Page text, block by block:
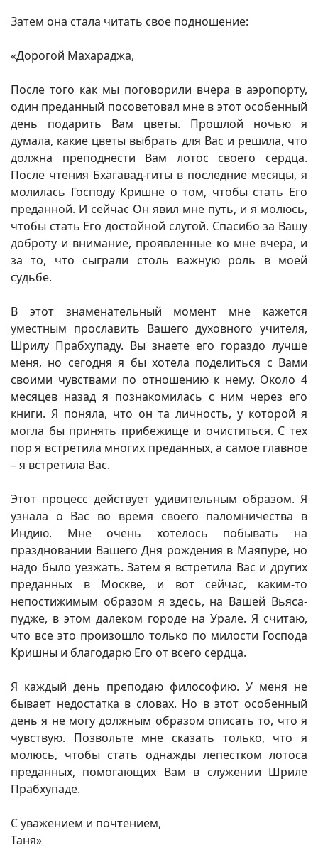
Затем она стала читать свое подношение:
«Дорогой Махараджа,
После того как мы поговорили вчера в аэропорту,
один преданный посоветовал мне в этот особенный
день подарить Вам цветы. Прошлой ночью я
думала, какие цветы выбрать для Вас и решила, что
должна преподнести Вам лотос своего сердца.
После чтения Бхагавад-гиты в последние месяцы, я
молилась Господу Кришне о том, чтобы стать Его
преданной. И сейчас Он явил мне путь, и я молюсь,
чтобы стать Его достойной слугой. Спасибо за Вашу
доброту и внимание, проявленные ко мне вчера, и
за то, что сыграли столь важную роль в моей
судьбе.
В этот знаменательный момент мне кажется
уместным прославить Вашего духовного учителя,
Шрилу Прабхупаду. Вы знаете его гораздо лучше
меня, но сегодня я бы хотела поделиться с Вами
своими чувствами по отношению к нему. Около 4
месяцев назад я познакомилась с ним через его
книги. Я поняла, что он та личность, у которой я
могла бы принять прибежище и очиститься. С тех
пор я встретила многих преданных, а самое главное
– я встретила Вас.
Этот процесс действует удивительным образом. Я
узнала о Вас во время своего паломничества в
Индию. Мне очень хотелось побывать на
праздновании Вашего Дня рождения в Маяпуре, но
надо было уезжать. Затем я встретила Вас и других
преданных в Москве, и вот сейчас, каким-то
непостижимым образом я здесь, на Вашей Вьяса-
пудже, в этом далеком городе на Урале. Я считаю,
что все это произошло только по милости Господа
Кришны и благодарю Его от всего сердца.
Я каждый день преподаю философию. У меня не
бывает недостатка в словах. Но в этот особенный
день я не могу должным образом описать то, что я
чувствую. Позвольте мне сказать только, что я
молюсь, чтобы стать однажды лепестком лотоса
преданных, помогающих Вам в служении Шриле
Прабхупаде.
С уважением и почтением,
Таня»